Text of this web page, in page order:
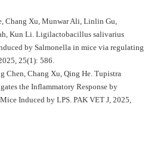
Chang Xu, Munwar Ali, Linlin Gu,
Kun Li. Ligilactobacillus salivarius
by Salmonella in mice via regulating
25(1): 586.
Chen, Chang Xu, Qing He.Tupistra
the Inflammatory Response by
Induced by LPS. PAK VET J, 2025,